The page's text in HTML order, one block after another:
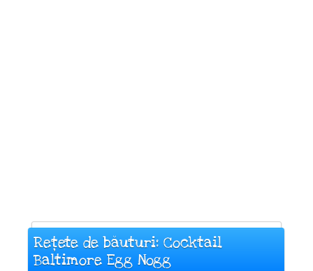
Rețete de băuturi: Cocktail
Baltimore Egg Nogg